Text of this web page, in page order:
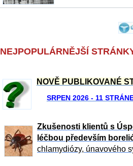
NEJPOPULÁRNĚJŠÍ
NOVĚ PUBLIKOVANÉ
SRPEN 2026 - 11
Zkušenosti klientů s
léčbou především
chlamydiózy, únavového